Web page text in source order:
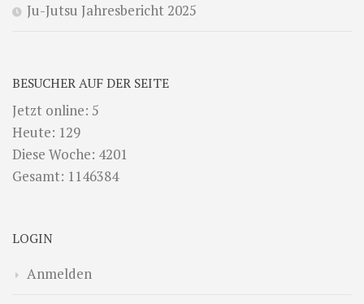
Ju-Jutsu Jahresbericht 2025
BESUCHER AUF DER SEITE
Jetzt online: 5
Heute: 129
Diese Woche: 4201
Gesamt: 1146384
LOGIN
Anmelden